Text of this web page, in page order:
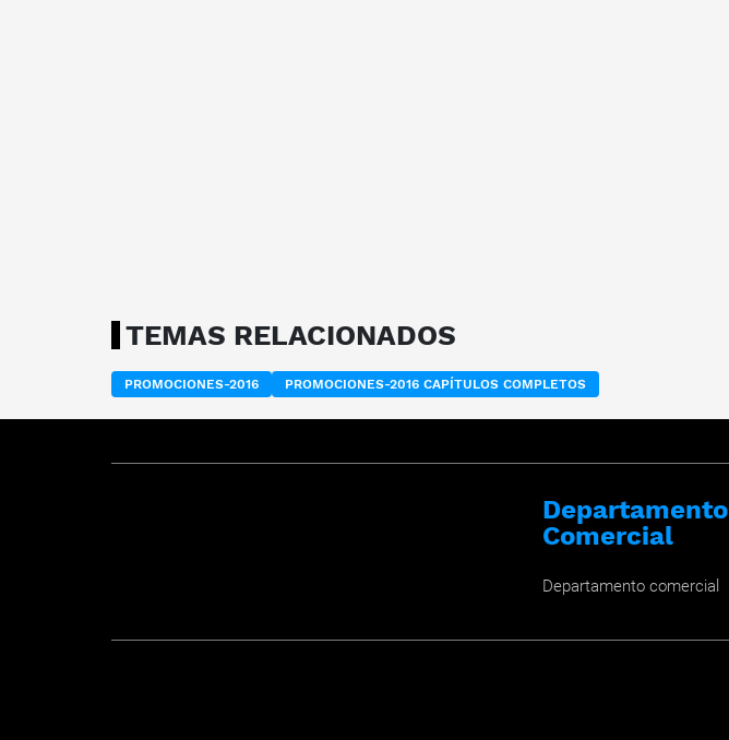
TEMAS RELACIONADOS
PROMOCIONES-2016 PROMOCIONES-2016 CAPÍTULOS COMPLETOS
Departamento
Comercial
Departamento comercial